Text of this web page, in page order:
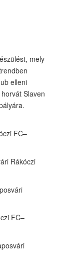
mely
elleni
Slaven
FC–
Rákóczi
FC–